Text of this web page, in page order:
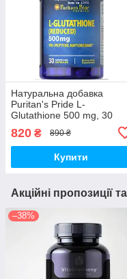
Натуральна добавка
Puritan's Pride L-
Glutathione 500 mg, 30
820 ₴ 890 ₴
Купити
Акційні пропозиції
–38%